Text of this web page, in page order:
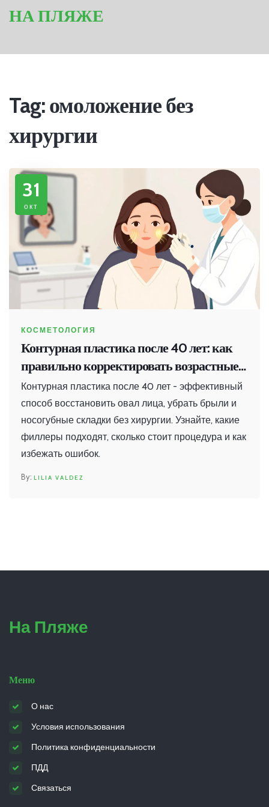
НА ПЛЯЖЕ
Tag: омоложение без
хирургии
31
окт
КОСМЕТОЛОГИЯ
Контурная пластика после 40 лет: как
правильно корректировать возрастные
изменения лица
Контурная пластика после 40 лет - эффективный
способ восстановить овал лица, убрать брыли и
носогубные складки без хирургии. Узнайте, какие
филлеры подходят, сколько стоит процедура и как
избежать ошибок.
LILIA VALDEZ
На Пляже
Меню
О нас
Условия использования
Политика конфиденциальности
ПДД
Связаться